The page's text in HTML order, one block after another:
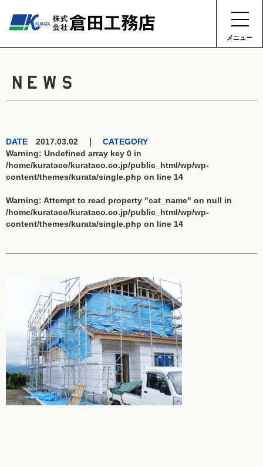
メニュー
NEWS
DATE 2017.03.02 ｜ CATEGORY
Warning: Undefined array key 0 in
/home/kurataco/kurataco.co.jp/public_html/wp/wp-
content/themes/kurata/single.php on line 14
Warning: Attempt to read property "cat_name" on null in
/home/kurataco/kurataco.co.jp/public_html/wp/wp-
content/themes/kurata/single.php on line 14